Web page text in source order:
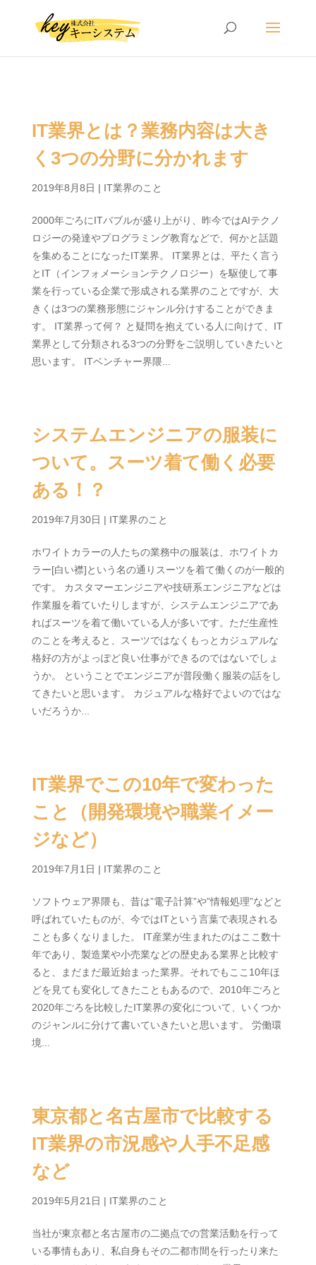
IT業界とは？業務内容は大き
く3つの分野に分かれます
2019年8月8日 | IT業界のこと
2000年ごろにITバブルが盛り上がり、昨今ではAIテクノ
ロジーの発達やプログラミング教育などで、何かと話題
を集めることになったIT業界。 IT業界とは、平たく言う
とIT（インフォメーションテクノロジー）を駆使して事
業を行っている企業で形成される業界のことですが、大
きくは3つの業務形態にジャンル分けすることができま
す。 IT業界って何？ と疑問を抱えている人に向けて、IT
業界として分類される3つの分野をご説明していきたいと
思います。 ITベンチャー界隈...
システムエンジニアの服装に
ついて。スーツ着て働く必要
ある！？
2019年7月30日 | IT業界のこと
ホワイトカラーの人たちの業務中の服装は、ホワイトカ
ラー[白い襟]という名の通りスーツを着て働くのが一般的
です。 カスタマーエンジニアや技研系エンジニアなどは
作業服を着ていたりしますが、システムエンジニアであ
ればスーツを着て働いている人が多いです。ただ生産性
のことを考えると、スーツではなくもっとカジュアルな
格好の方がよっぽど良い仕事ができるのではないでしょ
うか。 ということでエンジニアが普段働く服装の話をし
てきたいと思います。 カジュアルな格好でよいのではな
いだろうか...
IT業界でこの10年で変わった
こと（開発環境や職業イメー
ジなど）
2019年7月1日 | IT業界のこと
ソフトウェア界隈も、昔は”電子計算”や”情報処理”などと
呼ばれていたものが、今ではITという言葉で表現される
ことも多くなりました。 IT産業が生まれたのはここ数十
年であり、製造業や小売業などの歴史ある業界と比較す
ると、まだまだ最近始まった業界。それでもここ10年ほ
どを見ても変化してきたこともあるので、2010年ごろと
2020年ごろを比較したIT業界の変化について、いくつか
のジャンルに分けて書いていきたいと思います。 労働環
境...
東京都と名古屋市で比較する
IT業界の市況感や人手不足感
など
2019年5月21日 | IT業界のこと
当社が東京都と名古屋市の二拠点での営業活動を行って
いる事情もあり、私自身もその二都市間を行ったり来た